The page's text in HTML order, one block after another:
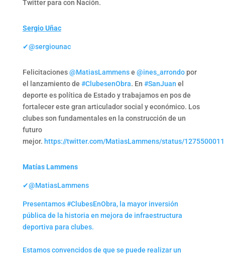
Twitter para con Nación.
Sergio Uñac
✔@sergiounac
Felicitaciones@MatiasLammense @ines_arrondopor
el lanzamiento de #ClubesenObra. En #SanJuan el
deporte es política de Estado y trabajamos en pos de
fortalecer este gran articulador social y económico. Los
clubes son fundamentales en la construcción de un
futuro
mejor. https://twitter.com/MatiasLammens/status/
Matías Lammens
✔@MatiasLammens
Presentamos #ClubesEnObra, la mayor inversión
pública de la historia en mejora de infraestructura
deportiva para clubes.
Estamos convencidos de que se puede realizar un